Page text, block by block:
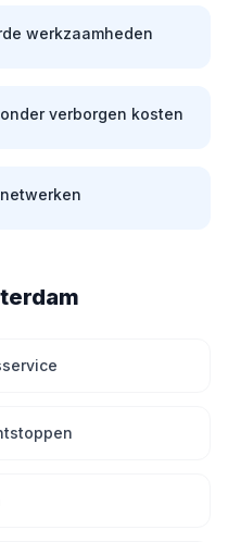
werkzaamheden
verborgen kosten